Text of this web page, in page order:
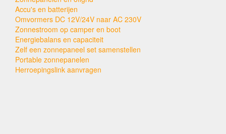
Accu's en batterijen
Omvormers DC 12V/24V naar AC 230V
Zonnestroom op camper en boot
Energiebalans en capaciteit
Zelf een zonnepaneel set samenstellen
Portable zonnepanelen
Herroepingslink aanvragen